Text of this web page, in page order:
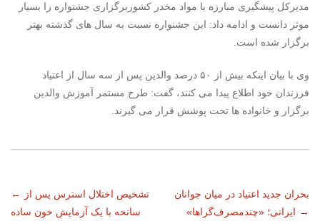
مدیرکل پیشگیری مبارزه با مواد مخدر کشوربرگزاری جشنواره را بسیار
موثر دانست و ادامه داد: این جشنواره نسبت به سال های گذشته بهتر
برگزار شده است.
وی با بیان اینکه بیش از ۵۰ درصد والدین پس از سه سال از اعتیاد
فرزندان خود اطلاع پیدا می کنند، گفت: طرح مستمر آموزش والدین
برگزار و خانواده ها تحت پوشش قرار می گیرند.
ناوبری
←
تشخیص اختلال استرس پس از
سانحه با یک آزمایش خون ساده
بحران جدید اعتیاد در میان جوانان
ایرانی؛ «چندمصرف‌گراها» →